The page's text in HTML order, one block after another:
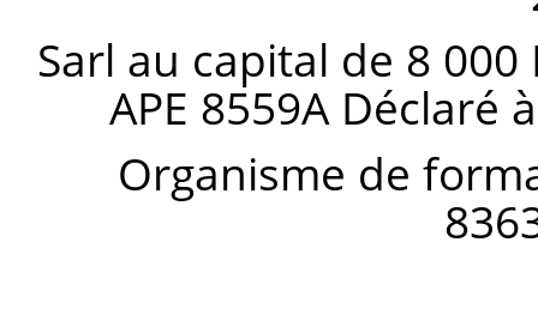
Sarl au capital de 8 000
APE 8559A Déclaré
Organisme de